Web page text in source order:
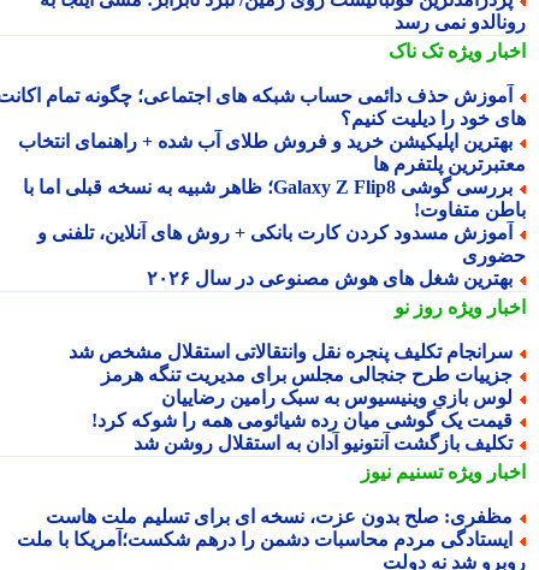
نمی رسد
ویژهتک ناک
حذف دائمی حساب شبکه های اجتماعی؛ چگونه تمام اکانت
خود را دیلیت کنیم؟
اپلیکیشن خرید و فروش طلای آب شده + راهنمای انتخاب
پلتفرم ها
بررسی گوشی Galaxy Z Flip8؛ ظاهر شبیه به نسخه قبلی اما با
متفاوت!
مسدود کردن کارت بانکی + روش های آنلاین، تلفنی و
شغل های هوش مصنوعی در سال ۲۰۲۶
ویژهروز نو
تکلیف پنجره نقل وانتقالاتی استقلال مشخص شد
طرح جنجالی مجلس برای مدیریت تنگه هرمز
بازیِ وینیسیوس به سبک رامین رضاییان
یک گوشی میان رده شیائومی همه را شوکه کرد!
بازگشت آنتونیو آدان به استقلال روشن شد
ویژهتسنیم نیوز
صلح بدون عزت، نسخه ای برای تسلیم ملت هاست
مردم محاسبات دشمن را درهم شکست؛آمریکا با ملت
شد نه دولت